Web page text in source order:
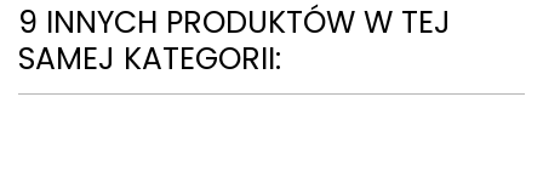
9 INNYCH PRODUKTÓW W TEJ
SAMEJ KATEGORII: